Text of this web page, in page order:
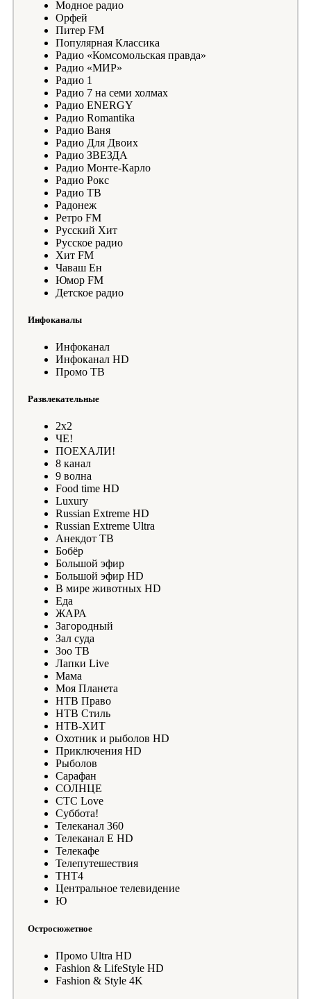
Модное радио
Орфей
Питер FM
Популярная Классика
Радио «Комсомольская правда»
Радио «МИР»
Радио 1
Радио 7 на семи холмах
Радио ENERGY
Радио Romantika
Радио Ваня
Радио Для Двоих
Радио ЗВЕЗДА
Радио Монте-Карло
Радио Рокс
Радио ТВ
Радонеж
Ретро FM
Русский Хит
Русское радио
Хит FM
Чаваш Ен
Юмор FM
Детское радио
Инфоканалы
Инфоканал
Инфоканал HD
Промо ТВ
Развлекательные
2х2
ЧЕ!
ПОЕХАЛИ!
8 канал
9 волна
Food time HD
Luxury
Russian Extreme HD
Russian Extreme Ultra
Анекдот ТВ
Бобёр
Большой эфир
Большой эфир HD
В мире животных HD
Еда
ЖАРА
Загородный
Зал суда
Зоо ТВ
Лапки Live
Мама
Моя Планета
НТВ Право
НТВ Стиль
НТВ-ХИТ
Охотник и рыболов HD
Приключения HD
Рыболов
Сарафан
СОЛНЦЕ
СТС Love
Суббота!
Телеканал 360
Телеканал Е HD
Телекафе
Телепутешествия
ТНТ4
Центральное телевидение
Ю
Остросюжетное
Промо Ultra HD
Fashion & LifeStyle HD
Fashion & Style 4K